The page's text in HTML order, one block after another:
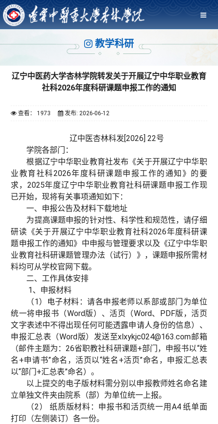
教学科研
辽宁中医药大学杏林学院转发关于开展辽宁中华职业教育
社科2026年度科研课题申报工作的通知
查看： 1973 发布: 2026-06-12
辽中医杏林科发[2026] 22号
学院各部门：
根据辽宁中华职业教育社发布《关于开展辽宁中华职
业教育社科2026年度科研课题申报工作的通知》的要
求，2025年度辽宁中华职业教育社科研课题申报工作现
已开始，现将有关事项通知如下：
一、申报公告及材料下载地址
为提高课题申报的针对性、科学性和规范性，请仔细
研读《关于开展辽宁中华职业教育社科2026年度科研课
题申报工作的通知》中申报与管理要求以及《辽宁中华职
业教育社科研课题管理办法（试行）》，课题申报所需材
料均可从学校官网下载。
二、工作具体安排
1、申报材料
（1）电子材料：请各申报老师以系部或部门为单位
统一将申报书（Word版）、活页（Word、PDF版，活页
文字表述中不得出现任何可能透露申请人身份的信息）、
申报汇总表（Word版）发送至xlxykjc024@163.com邮箱
（邮件主题为：26省职教社科研课题+部门，申报书以“姓
名+申请书”命名，活页以“姓名+活页”命名，申报汇总表
以“部门+汇总表”命名）。
以上提交的电子版材料需分别以申报教师姓名命名建
立单独文件夹由院系（部）为单位统一上报。
（2） 纸质版材料：申报书和活页统一用A4 纸单面
打印（左侧装订）各一份。